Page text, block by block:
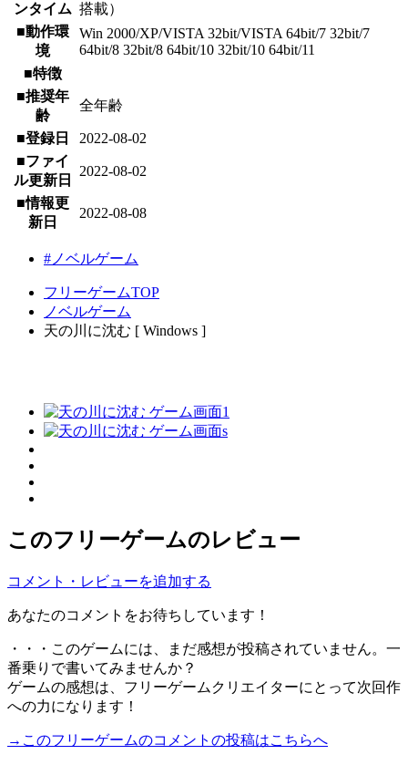
ンタイム 搭載）
■動作環
境
Win 2000/XP/VISTA 32bit/VISTA 64bit/7 32bit/7
64bit/8 32bit/8 64bit/10 32bit/10 64bit/11
■特徴
■推奨年
齢
全年齢
■登録日
2022-08-02
■ファイ
ル更新日
2022-08-02
■情報更
新日
2022-08-08
#ノベルゲーム
フリーゲームTOP
ノベルゲーム
天の川に沈む [ Windows ]
このフリーゲームのレビュー
コメント・レビューを追加する
あなたのコメントをお待ちしています！
・・・このゲームには、まだ感想が投稿されていません。一
番乗りで書いてみませんか？
ゲームの感想は、フリーゲームクリエイターにとって次回作
への力になります！
→このフリーゲームのコメントの投稿はこちらへ